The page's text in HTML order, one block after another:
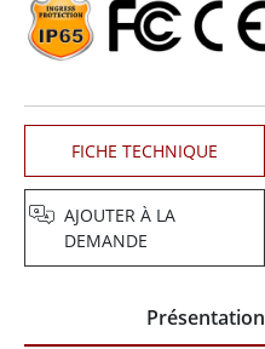
FICHE TECHNIQUE
AJOUTER À LA
DEMANDE
Présentation